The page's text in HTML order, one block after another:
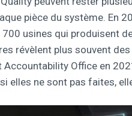
pièce du système. En
700 usines qui produisent
révèlent plus souvent
Accountability Office en
elles ne sont pas faites,